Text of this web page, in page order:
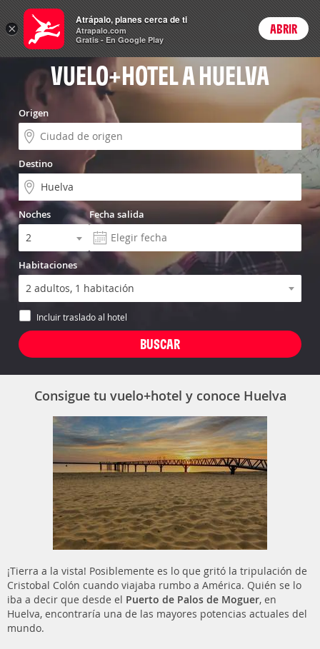
Vuelo+Hotel Precios enPeso
ARSCambiar moneda
Login
VUELO+HOTEL A HUELVA
Origen
Destino
Noches Fecha salida
Habitaciones
Incluir traslado al hotel
Consigue tu vuelo+hotel y conoce Huelva
¡Tierra a la vista! Posiblemente es lo que gritó la tripulación de
Cristobal Colón cuando viajaba rumbo a América. Quién se lo
iba a decir que desde el Puerto de Palos de Moguer, en
Huelva, encontraría una de las mayores potencias actuales del
mundo.
×
Atrápalo, planes cerca de ti
Atrapalo.com
Gratis - En Google Play
ABRIR